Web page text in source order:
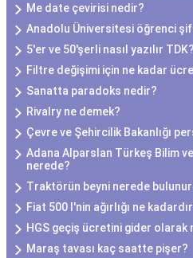
Me date çevirisi nedir?
Anadolu Üniversitesi öğrenci
5'er ve 50'şerli nasıl yazılır TDK?
Filtre değişimi için ne kadar
Sanatta paradoks nedir?
Rivalry ne demek?
Çevre ve Şehircilik Bakanlığı
Adana Alparslan Türkeş Bilim
nerede?
Traktörün beyni nerede
Fiat 500 l'nin ağırlığı ne
HGS geçiş ücretini gider olarak
Maraş tavası kaç saatte pişer?